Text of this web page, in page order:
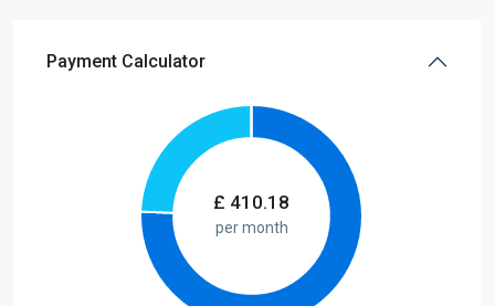
Payment Calculator
£ 410.18
per month